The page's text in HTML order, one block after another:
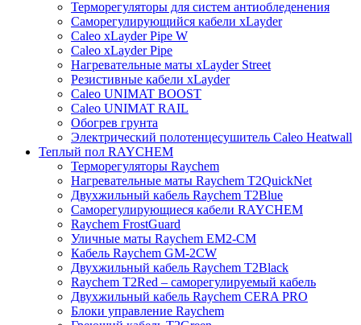
Терморегуляторы для систем антиобледенения
Саморегулирующийся кабели xLayder
Caleo xLayder Pipe W
Caleo xLayder Pipe
Нагревательные маты xLayder Street
Резистивные кабели xLayder
Caleo UNIMAT BOOST
Caleo UNIMAT RAIL
Обогрев грунта
Электрический полотенцесушитель Caleo Heatwall
Теплый пол RAYCHEM
Терморегуляторы Raychem
Нагревательные маты Raychem T2QuickNet
Двухжильный кабель Raychem T2Blue
Саморегулирующиеся кабели RAYCHEM
Raychem FrostGuard
Уличные маты Raychem EM2-CM
Кабель Raychem GM-2CW
Двухжильный кабель Raychem T2Black
Raychem T2Red – саморегулируемый кабель
Двухжильный кабель Raychem CERA PRO
Блоки управление Raychem